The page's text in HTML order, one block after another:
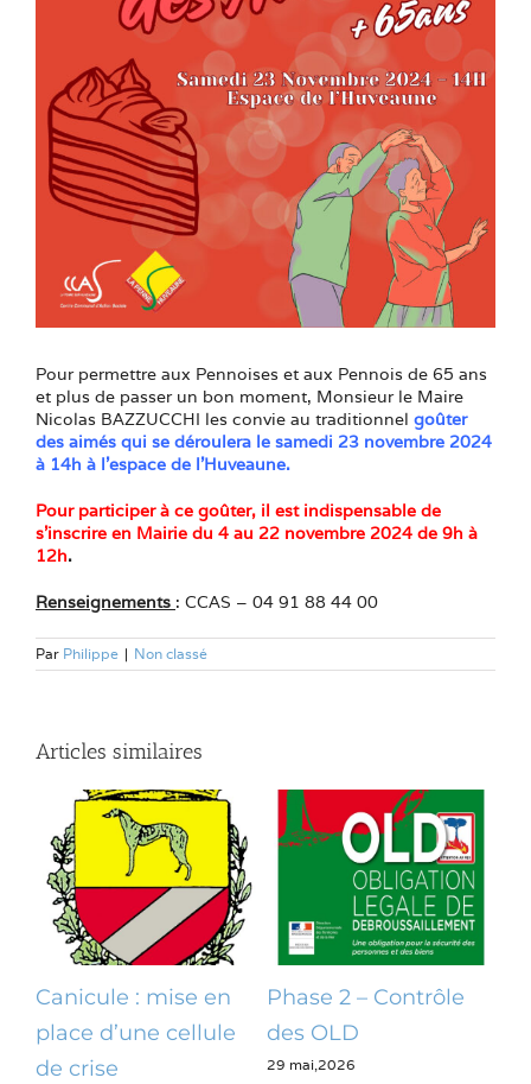
Pour permettre aux Pennoises et aux Pennois de 65 ans
et plus de passer un bon moment, Monsieur le Maire
Nicolas BAZZUCCHI les convie au traditionnel goûter
des aimés qui se déroulera le samedi 23 novembre 2024
à 14h à l’espace de l’Huveaune.
Pour participer à ce goûter, il est indispensable de
s’inscrire en Mairie du 4 au 22 novembre 2024 de 9h à
12h.
Renseignements : CCAS – 04 91 88 44 00
Par Philippe | Non classé
Articles similaires
Canicule : mise en
place d’une cellule
de crise
Phase 2 – Contrôle
des OLD
29 mai,2026